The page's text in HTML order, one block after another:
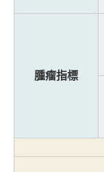
腫瘤指標